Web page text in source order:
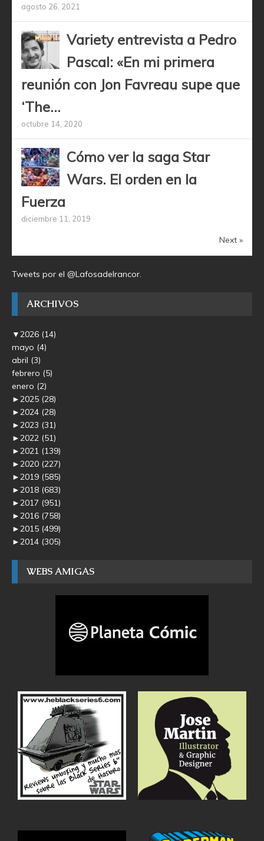
agosto 26, 2021
Variety entrevista a Pedro
Pascal: «En mi primera
reunión con Jon Favreau supe que
‘The...
octubre 14, 2020
Cómo ver la saga Star
Wars. El orden en la
Fuerza
diciembre 11, 2019
Next »
Tweets por el @Lafosadelrancor.
ARCHIVOS
▼2026 (14)
mayo (4)
abril (3)
febrero (5)
enero (2)
►2025 (28)
►2024 (28)
►2023 (31)
►2022 (51)
►2021 (139)
►2020 (227)
►2019 (585)
►2018 (683)
►2017 (951)
►2016 (758)
►2015 (499)
►2014 (305)
WEBS AMIGAS